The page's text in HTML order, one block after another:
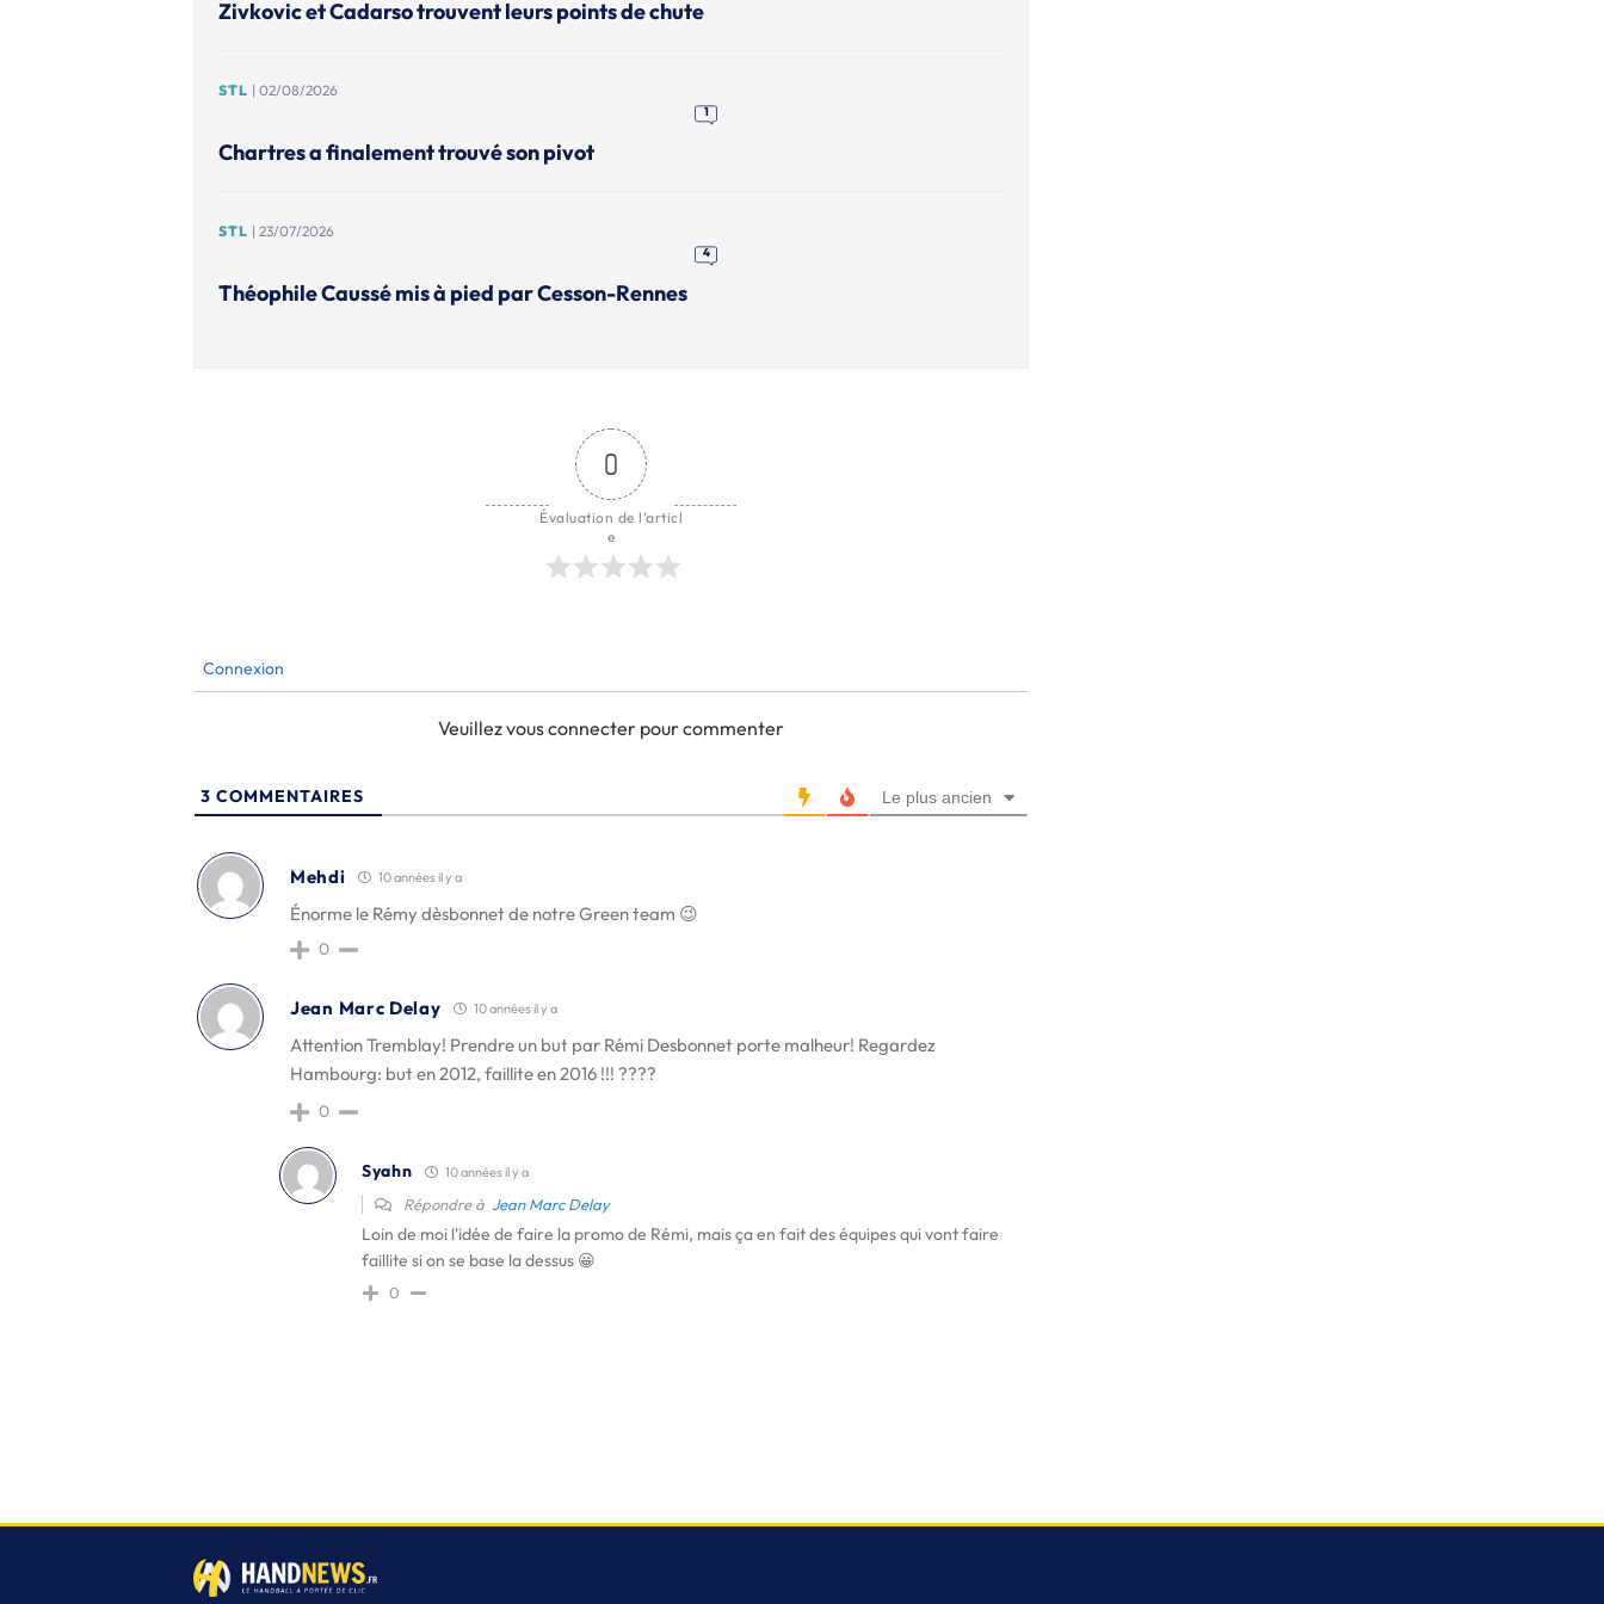
Zivkovic et Cadarso trouvent leurs points de chute
STL | 02/08/2026
1
Chartres a finalement trouvé son pivot
STL | 23/07/2026
4
Théophile Caussé mis à pied par Cesson-Rennes
0
Évaluation de l'articl
e
Connexion
Veuillez vous connecter pour commenter
3 COMMENTAIRES Le plus ancien
Mehdi 10 années il y a
Énorme le Rémy dèsbonnet de notre Green team 😉
0
Jean Marc Delay 10 années il y a
Attention Tremblay! Prendre un but par Rémi Desbonnet porte malheur! Regardez
Hambourg: but en 2012, faillite en 2016 !!! ????
0
Syahn 10 années il y a
Répondre à Jean Marc Delay
Loin de moi l'idée de faire la promo de Rémi, mais ça en fait des équipes qui vont faire
faillite si on se base la dessus 😀
0